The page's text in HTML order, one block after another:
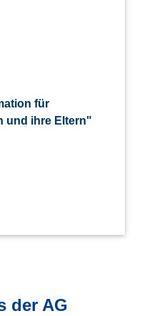
für
und ihre Eltern"
der AG